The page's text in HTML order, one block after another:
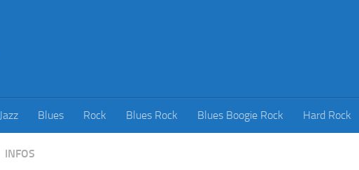
Jazz Blues Rock Blues Rock Blues Boogie Rock Hard Rock
INFOS